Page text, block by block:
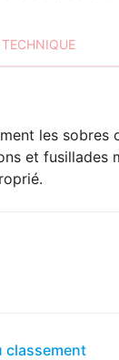
les
et
classement